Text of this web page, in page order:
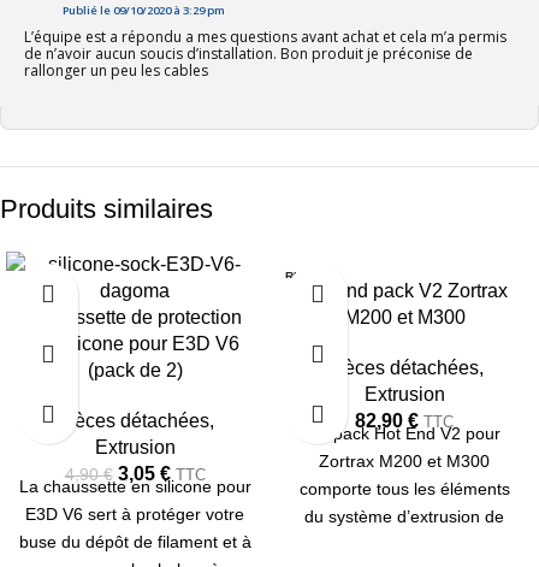
Publié le 09/10/2020 à 3:29 pm
L’équipe est a répondu a mes questions avant achat et cela m’a permis
de n’avoir aucun soucis d’installation. Bon produit je préconise de
rallonger un peu les cables
Produits similaires
-38%
Chaussette de protection
en silicone pour E3D V6
(pack de 2)
Pièces détachées,
Extrusion
4,90€ 3,05 € TTC
La chaussette en silicone pour
E3D V6 sert à protéger votre
buse du dépôt de filament et à
RUPTU
Hot end pack V2 Zortrax
M200 et M300
Pièces détachées,
Extrusion
82,90 € TTC
Le pack Hot End V2 pour
Zortrax M200 et M300
comporte tous les éléments
du système d’extrusion de